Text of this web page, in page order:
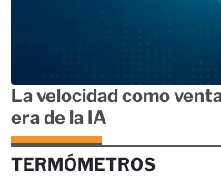
La velocidad como
era de la IA
TERMÓMETROS